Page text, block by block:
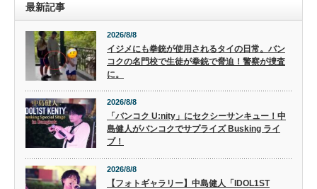
最新記事
2026/8/8
イジメにも拳銃が使用されるタイの日常。バン
コクの名門校で生徒が拳銃で脅迫！警察が捜査
に。
2026/8/8
「バンコク U:nity」にセクシーサンキュー！中
島健人がバンコクでサプライズ Busking ライ
ブ！
2026/8/8
【フォトギャラリー】中島健人「IDOL1ST